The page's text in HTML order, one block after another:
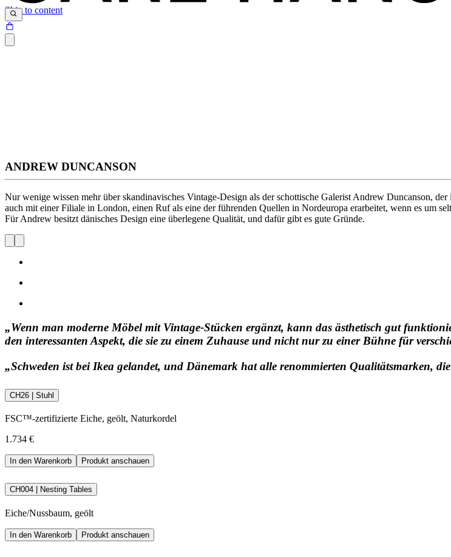
Skip to content
ANDREW DUNCANSON
Nur wenige wissen mehr über skandinavisches Vintage-Design als der schottische Galerist Andrew Duncanson,
auch mit einer Filiale in London, einen Ruf als eine der führenden Quellen in Nordeuropa erarbeitet, wenn es um
Für Andrew besitzt dänisches Design eine überlegene Qualität, und dafür gibt es gute Gründe.
„Wenn man moderne Möbel mit Vintage-Stücken ergänzt, kann das ästhetisch gut
den interessanten Aspekt, die sie zu einem Zuhause und nicht nur zu einer Bühne für
„Schweden ist bei Ikea gelandet, und Dänemark hat alle renommierten Qualitätsmarken,
CH26 | Stuhl
FSC™-zertifizierte Eiche, geölt, Naturkordel
1.734 €
In den Warenkorb Produkt anschauen
CH004 | Nesting Tables
Eiche/Nussbaum, geölt
In den Warenkorb Produkt anschauen